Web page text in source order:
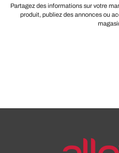
Partagez des informations sur votre
produit, publiez des annonces ou